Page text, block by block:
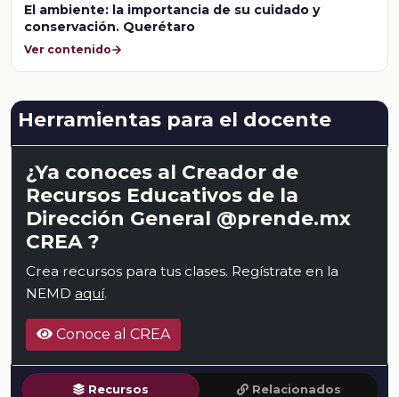
El ambiente: la importancia de su cuidado y
conservación. Querétaro
Ver contenido
Herramientas para el docente
¿Ya conoces al Creador de
Recursos Educativos de la
Dirección General @prende.mx
CREA ?
Crea recursos para tus clases. Regístrate en la
NEMD aquí.
Conoce al CREA
Recursos Relacionados